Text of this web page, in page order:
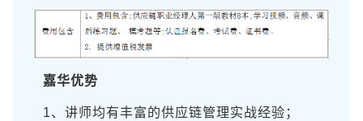
嘉华优势
1、讲师均有丰富的供应链管理实战经验；